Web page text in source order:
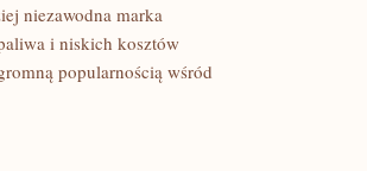
niezawodna marka
i niskich kosztów
popularnością wśród‌